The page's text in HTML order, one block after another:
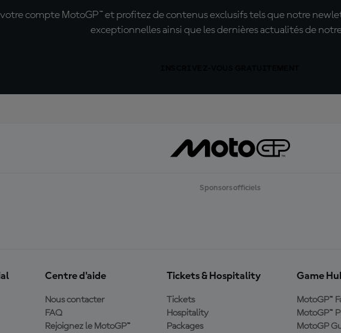
compte MotoGP™ et profitez de contenus exclusifs tels que notre
exceptionnelles ainsi que les dernières actualités de
Sponsors officiels
Centre d'aide
Nous contacter
FAQ
Rejoignez le MotoGP™
Tickets & Hospitality
Tickets
Hospitality
Packages
Game
MotoGP™
MotoGP™
MotoGP